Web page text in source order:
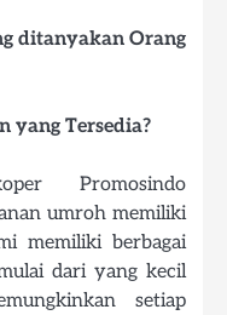
ditanyakan Orang
yang Tersedia?
Promosindo
umroh memiliki
memiliki berbagai
dari yang kecil
setiap